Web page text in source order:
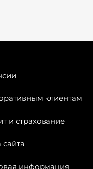
клиентам
и страхование
сайта
информация